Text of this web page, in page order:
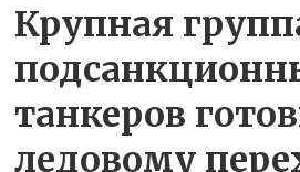
Крупная
танкеров
ледовому